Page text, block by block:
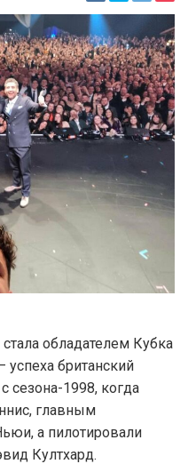
обладателем Кубка
британский
сезона-1998, когда
главным
а пилотировали
Култхард.